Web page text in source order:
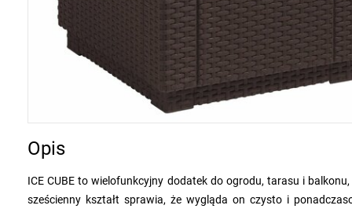
Opis
ICE CUBE to wielofunkcyjny dodatek do ogrodu, tarasu i
sześcienny kształt sprawia, że wygląda on czysto i